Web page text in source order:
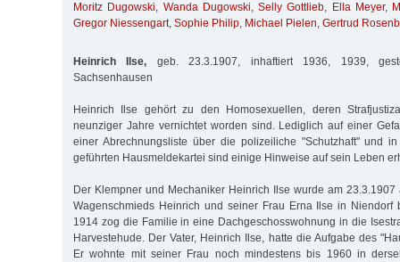
Moritz Dugowski, Wanda Dugowski,Selly Gottlieb, Ella Meyer,
Gregor Niessengart, Sophie Philip, Michael Pielen, Gertrud
Heinrich Ilse, geb. 23.3.1907, inhaftiert 1936, 1939,
Sachsenhausen
Heinrich Ilse gehört zu den Homosexuellen, deren
neunziger Jahre vernichtet worden sind. Lediglich auf einer
einer Abrechnungsliste über die polizeiliche "Schutzhaft" und
geführten Hausmeldekartei sind einige Hinweise auf sein Leben
Der Klempner und Mechaniker Heinrich Ilse wurde am
Wagenschmieds Heinrich und seiner Frau Erna Ilse in Niendorf
1914 zog die Familie in eine Dachgeschosswohnung in die
Harvestehude. Der Vater, Heinrich Ilse, hatte die Aufgabe des
Er wohnte mit seiner Frau noch mindestens bis 1960 in